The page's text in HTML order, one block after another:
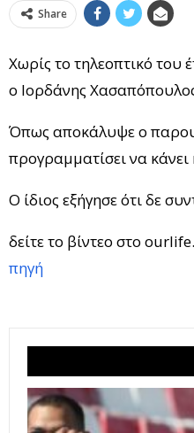
Share
Χωρίς το τηλεοπτικό του
ο Ιορδάνης
Όπως αποκάλυψε ο
προγραμματίσει να κάνει
Ο ίδιος εξήγησε ότι δε
δείτε το βίντεο στο
πηγή